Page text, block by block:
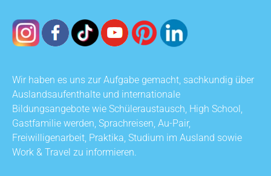
Wir haben es uns zur Aufgabe gemacht, sachkundig über
Auslandsaufenthalte und internationale
Bildungsangebote wie Schüleraustausch, High School,
Gastfamilie werden, Sprachreisen, Au-Pair,
Freiwilligenarbeit, Praktika, Studium im Ausland sowie
Work & Travel zu informieren.